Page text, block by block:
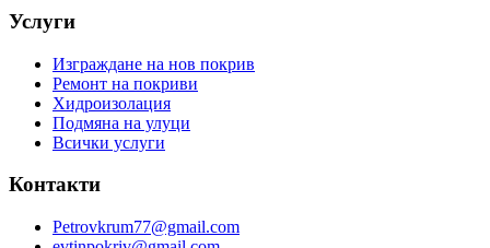
Услуги
Изграждане на нов покрив
Ремонт на покриви
Хидроизолация
Подмяна на улуци
Всички услуги
Контакти
Petrovkrum77@gmail.com